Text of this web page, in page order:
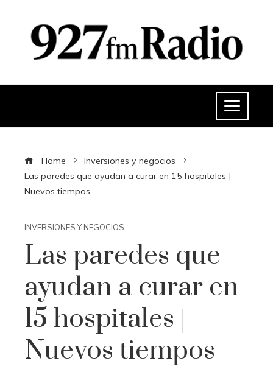
Home
Inversiones y negocios
Las paredes que ayudan a curar en 15 hospitales |
Nuevos tiempos
INVERSIONES Y NEGOCIOS
Las paredes que
ayudan a curar en
15 hospitales |
Nuevos tiempos